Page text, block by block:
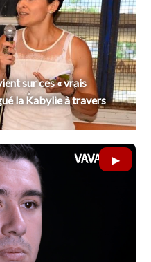
sur ces « vrais
la Kabylie à travers